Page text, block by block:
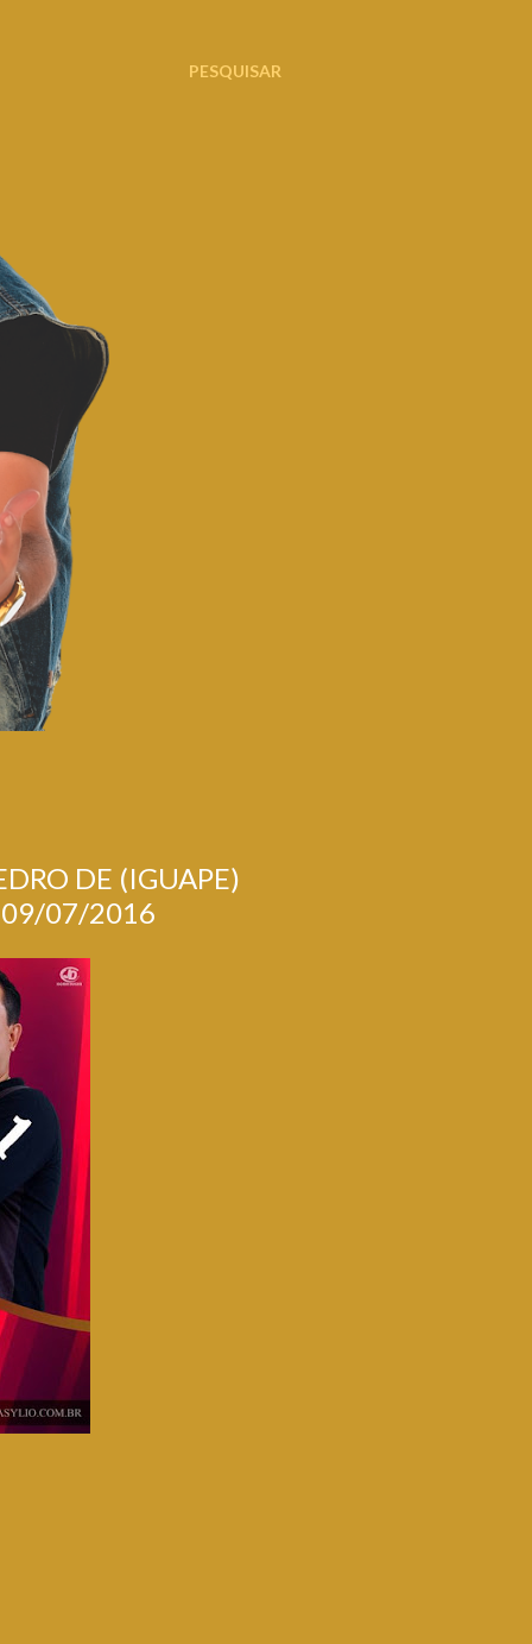
PESQUISAR
DE (IGUAPE)
09/07/2016